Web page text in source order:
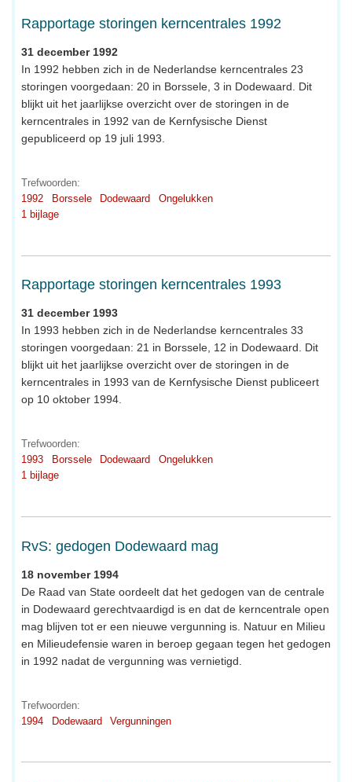
Rapportage storingen kerncentrales 1992
31 december 1992
In 1992 hebben zich in de Nederlandse kerncentrales 23
storingen voorgedaan: 20 in Borssele, 3 in Dodewaard. Dit
blijkt uit het jaarlijkse overzicht over de storingen in de
kerncentrales in 1992 van de Kernfysische Dienst
gepubliceerd op 19 juli 1993.
Trefwoorden:
1992
Borssele Dodewaard
Ongelukken
1 bijlage
Rapportage storingen kerncentrales 1993
31 december 1993
In 1993 hebben zich in de Nederlandse kerncentrales 33
storingen voorgedaan: 21 in Borssele, 12 in Dodewaard. Dit
blijkt uit het jaarlijkse overzicht over de storingen in de
kerncentrales in 1993 van de Kernfysische Dienst publiceert
op 10 oktober 1994.
Trefwoorden:
1993
Borssele Dodewaard
Ongelukken
1 bijlage
RvS: gedogen Dodewaard mag
18 november 1994
De Raad van State oordeelt dat het gedogen van de centrale
in Dodewaard gerechtvaardigd is en dat de kerncentrale open
mag blijven tot er een nieuwe vergunning is. Natuur en Milieu
en Milieudefensie waren in beroep gegaan tegen het gedogen
in 1992 nadat de vergunning was vernietigd.
Trefwoorden:
1994
Dodewaard Vergunningen